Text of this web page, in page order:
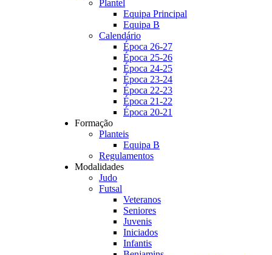
Plantel
Equipa Principal
Equipa B
Calendário
Época 26-27
Época 25-26
Época 24-25
Época 23-24
Época 22-23
Época 21-22
Época 20-21
Formação
Planteis
Equipa B
Regulamentos
Modalidades
Judo
Futsal
Veteranos
Seniores
Juvenis
Iniciados
Infantis